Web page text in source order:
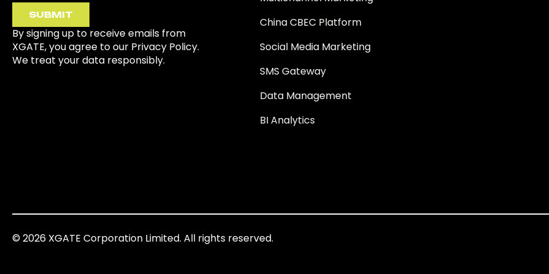
SUBMIT
By signing up to receive emails from
XGATE, you agree to our Privacy Policy.
We treat your data responsibly.
China CBEC Platform
Social Media Marketing
SMS Gateway
Data Management
BI Analytics
© 2026 XGATE Corporation Limited. All rights reserved.